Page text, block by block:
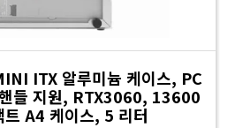
ITX 알루미늄 케이스, PC
들 지원, RTX3060, 13600
트 A4 케이스, 5 리터